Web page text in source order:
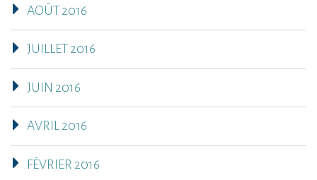
AOÛT 2016
JUILLET 2016
JUIN 2016
AVRIL 2016
FÉVRIER 2016